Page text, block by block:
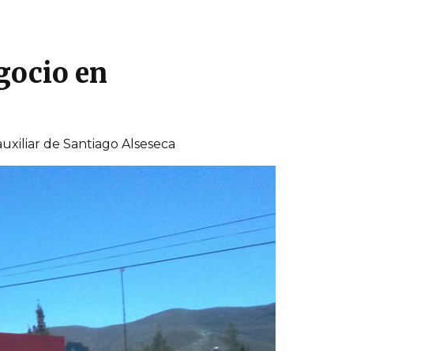
en
de Santiago Alseseca